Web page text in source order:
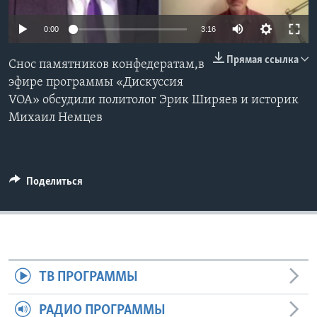
Learning English
СОЦИАЛЬНЫЕ СЕТИ
0:00 3:16
Прямая ссылка
Снос памятников конфедератам,в
эфире программы «Дискуссия
VOA» обсудили политолог Эрик Ширяев и историк
Михаил Немцев
Поделиться
ТВ ПРОГРАММЫ
РАДИО ПРОГРАММЫ